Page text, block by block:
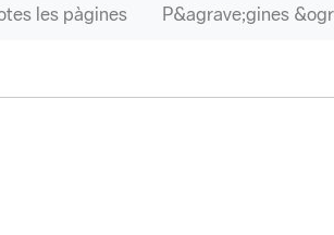
les pàgines